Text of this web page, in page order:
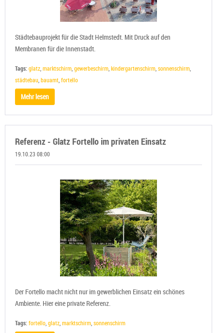
Städtebauprojekt für die Stadt Helmstedt. Mit Druck auf den
Membranen für die Innenstadt.
Tags:glatz marktschirm gewerbeschirm kindergartenschirm sonnenschirm
städtebau bauamt fortello
Mehr lesen
Referenz - Glatz Fortello im privaten Einsatz
19.10.23 08:00
Der Fortello macht nicht nur im gewerblichen Einsatz ein schönes
Ambiente. Hier eine private Referenz.
Tags:fortello glatz marktschirm sonnenschirm